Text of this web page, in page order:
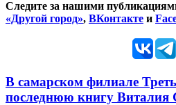
Следите за нашими
«Другой город», ВКонтакте и
В самарском филиале
последнюю книгу Виталия